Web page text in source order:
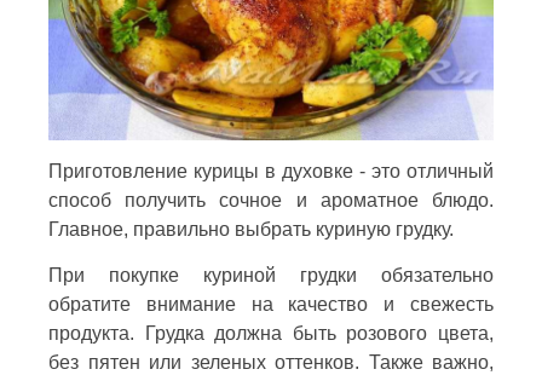
Приготовление курицы в духовке - это отличный
способ получить сочное и ароматное блюдо.
Главное, правильно выбрать куриную грудку.
При покупке куриной грудки обязательно
обратите внимание на качество и свежесть
продукта. Грудка должна быть розового цвета,
без пятен или зеленых оттенков. Также важно,